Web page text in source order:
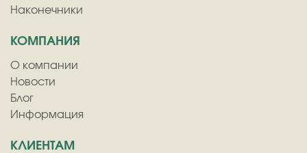
Наконечники
КОМПАНИЯ
О компании
Новости
Блог
Информация
КЛИЕНТАМ